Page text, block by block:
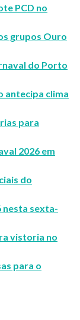
PCD no
grupos Ouro
do Porto
antecipa clima
para
2026 em
do
nesta sexta-
vistoria no
para o